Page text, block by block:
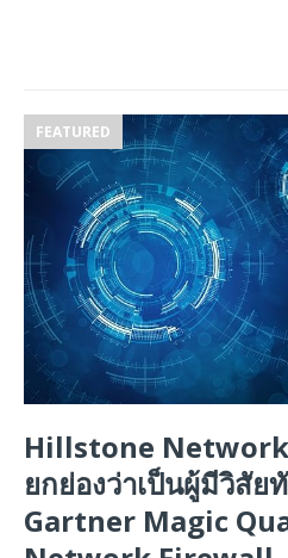
FEATURED
Hillstone
ยกย่องว่าเป็นผู้มีวิสัย
Gartner Magic